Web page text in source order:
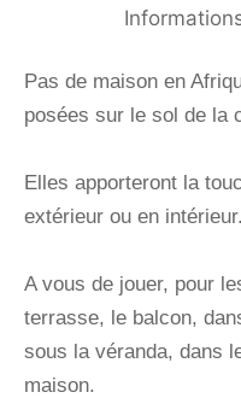
Pas de maison en
posées sur le sol de la
Elles apporteront la
extérieur ou en intérieur.
A vous de jouer, pour
terrasse, le balcon,
sous la véranda, dans
maison.